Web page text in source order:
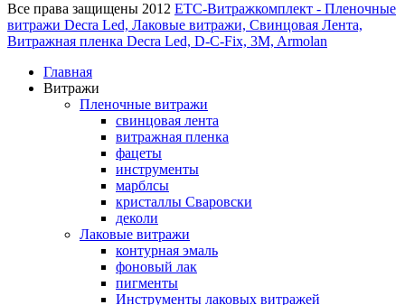
Все права защищены 2012 ЕТС-Витражкомплект - Пленочные
витражи Decra Led, Лаковые витражи, Свинцовая Лента,
Витражная пленка Decra Led, D-C-Fix, 3M, Armolan
Главная
Витражи
Пленочные витражи
свинцовая лента
витражная пленка
фацеты
инструменты
марблсы
кристаллы Сваровски
деколи
Лаковые витражи
контурная эмаль
фоновый лак
пигменты
Инструменты лаковых витражей